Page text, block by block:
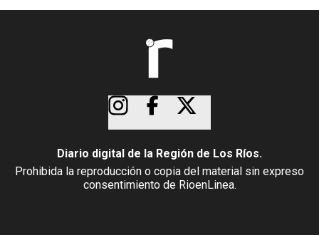
Diario digital de la Región de Los Ríos.
Prohibida la reproducción o copia del material sin expreso
consentimiento de RioenLinea.